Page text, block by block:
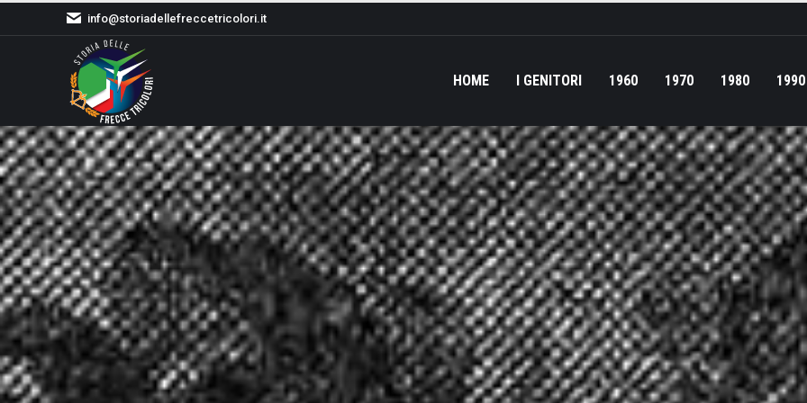
info@storiadellefreccetricolori.it
HOME I GENITORI 1960 1970 1980 1990